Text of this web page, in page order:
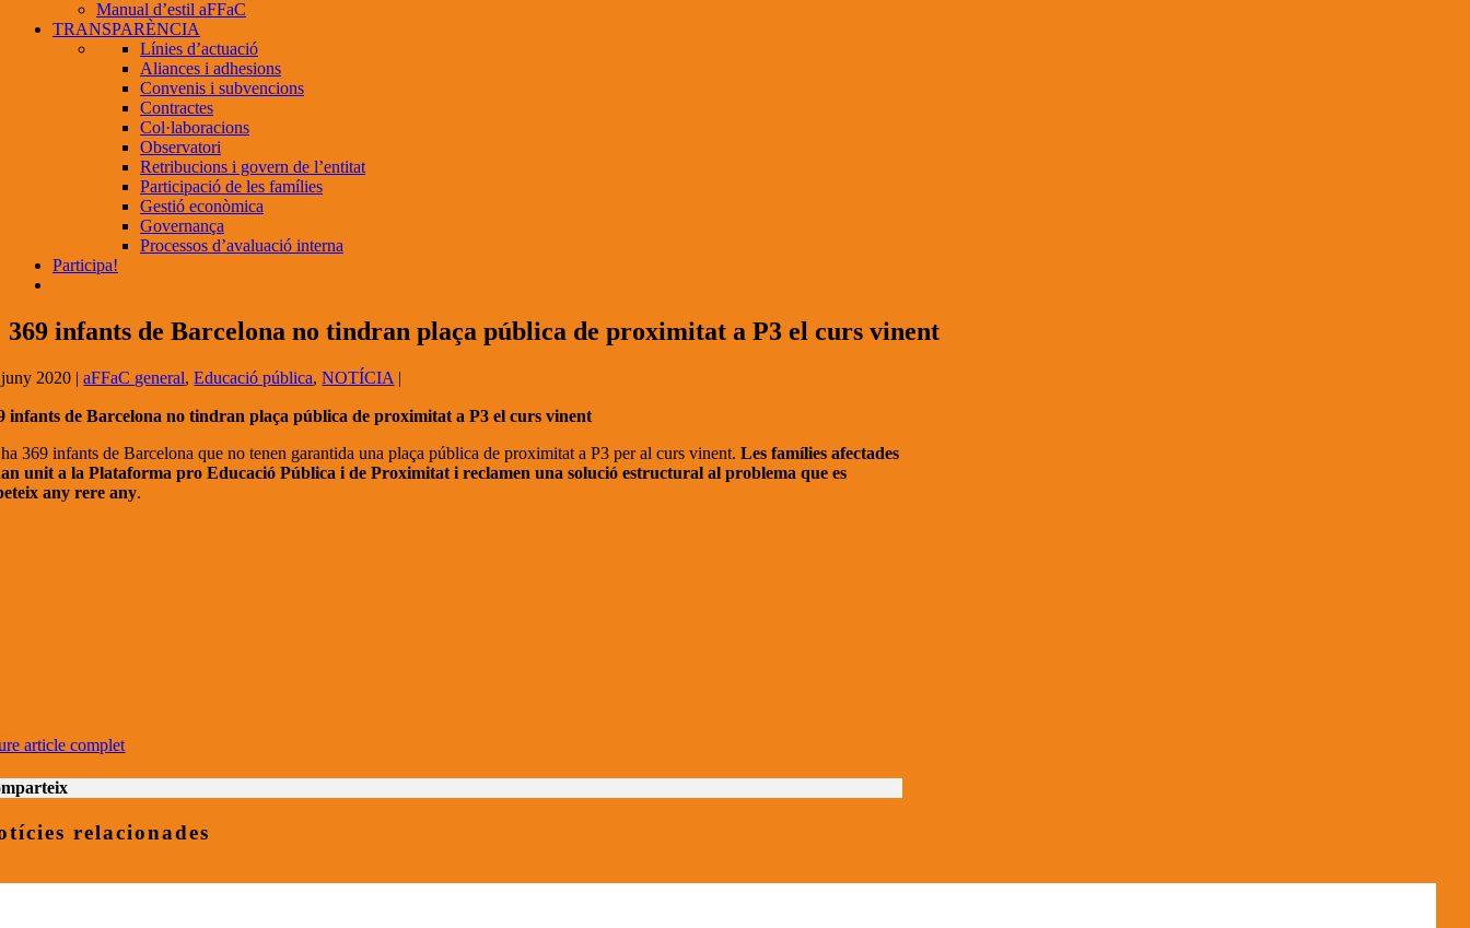
Manual d’estil aFFaC
TRANSPARÈNCIA
Línies d’actuació
Aliances i adhesions
Convenis i subvencions
Contractes
Col·laboracions
Observatori
Retribucions i govern de l’entitat
Participació de les famílies
Gestió econòmica
Governança
Processos d’avaluació interna
Participa!
369 infants de Barcelona no tindran plaça pública de proximitat a P3 el curs vinent
2020 |aFFaC general,Educació pública,NOTÍCIA |
infants de Barcelona no tindran plaça pública de proximitat a P3 el curs vinent
369 infants de Barcelona que no tenen garantida una plaça pública de proximitat a P3 per al curs vinent.Les famílies afectades
unit a la Plataforma pro Educació Pública i de Proximitat i reclamen una solució estructural al problema que es
any rere any.
article complet
relacionades